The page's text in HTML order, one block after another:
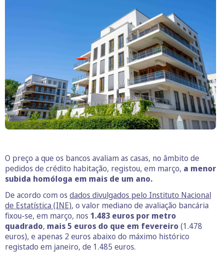
O preço a que os bancos avaliam as casas, no âmbito de
pedidos de crédito habitação, registou, em março, a menor
subida homóloga em mais de um ano.
De acordo com os dados divulgados pelo Instituto Nacional
de Estatística (INE), o valor mediano de avaliação bancária
fixou-se, em março, nos 1.483 euros por metro
quadrado, mais 5 euros do que em fevereiro (1.478
euros), e apenas 2 euros abaixo do máximo histórico
registado em janeiro, de 1.485 euros.